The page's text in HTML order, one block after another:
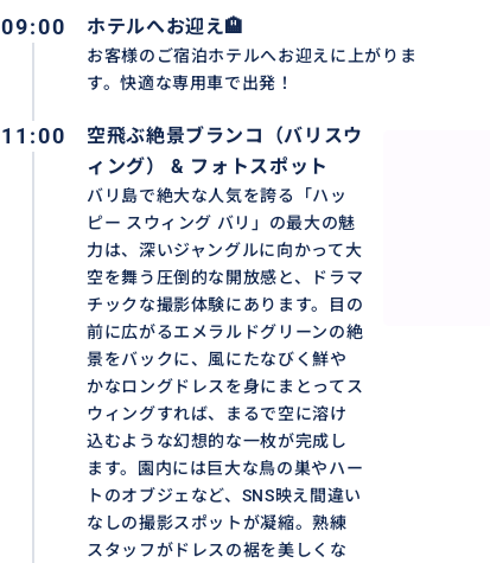
❖ 送迎対象エリア：
バリ島の空港、ヌサドゥア、ベノア、ジンバラン、クタ、
カン、チャングー、サヌール、ウブド。
❖ 集合場所：ご宿泊ホテルのロビー（ロビーがない場合は
❖ 歩きやすい靴、寺院用の羽織りもの、カメラ/スマート
レー、飲み水、インドネシアルピア現金があれば便利です。
❖ 催行日： 毎日（バリ島の新年「ニュピ」とその前後を除
❖ 最少催行人数： 1名様
👇その他の人気ツアーはこちらからチェック!
満喫‼️フローティング ブレックファースト+ウブド市場、
https://travel.buyma.com/service/a020202/
満喫‼️早朝 05:00 出発！ランプヤン寺院+ティルタガンガ
https://travel.buyma.com/service/a020299/
満喫‼️最旬スポット『クレティアウブド（Cretya Ubud）』
09:00 ホテルへお迎え🏨
お客様のご宿泊ホテルへお迎えに上がりま
す。快適な専用車で出発！
11:00
空飛ぶ絶景ブランコ（バリスウ
ィング） & フォトスポット
バリ島で絶大な人気を誇る「ハッ
ピー スウィング バリ」の最大の魅
力は、深いジャングルに向かって大
空を舞う圧倒的な開放感と、ドラマ
チックな撮影体験にあります。目の
前に広がるエメラルドグリーンの絶
景をバックに、風にたなびく鮮や
かなロングドレスを身にまとってス
ウィングすれば、まるで空に溶け
込むような幻想的な一枚が完成し
ます。園内には巨大な鳥の巣やハー
トのオブジェなど、SNS映え間違い
なしの撮影スポットが凝縮。熟練
スタッフがドレスの裾を美しくな